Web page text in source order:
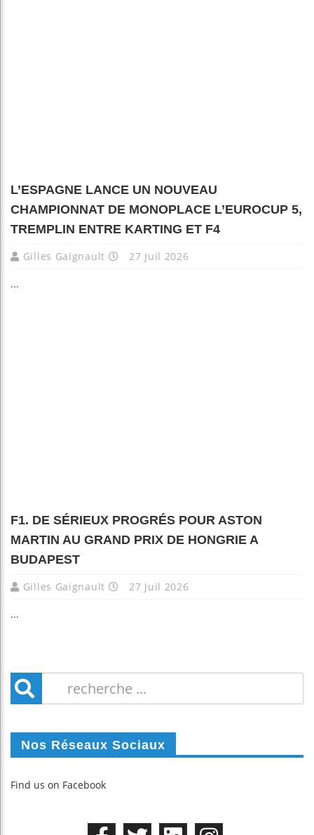
L’ESPAGNE LANCE UN NOUVEAU
CHAMPIONNAT DE MONOPLACE L’EUROCUP 5,
TREMPLIN ENTRE KARTING ET F4
Gilles Gaignault 27 Juil 2026
...
F1. DE SÉRIEUX PROGRÉS POUR ASTON
MARTIN AU GRAND PRIX DE HONGRIE A
BUDAPEST
Gilles Gaignault 27 Juil 2026
...
Nos Réseaux Sociaux
Find us on Facebook